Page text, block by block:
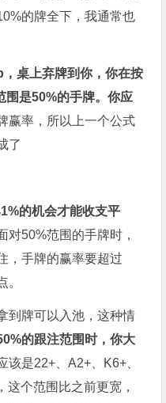
的牌全下，我通常也
，桌上弃牌到你，你在按
围是50%的手牌。你应
赢率，所以上一个公式
了
的机会才能收支平
对50%范围的手牌时，
，手牌的赢率要超过
。
到牌可以入池，这种情
的跟注范围时，你大
该是22+、A2+、K6+、
这个范围比之前更宽，